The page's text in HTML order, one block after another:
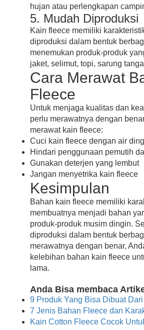
hujan atau perlengkapan
5. Mudah Diproduksi
Kain fleece memiliki
diproduksi dalam bentuk
menemukan produk-produk
jaket, selimut, topi, sarung
Cara Merawat
Fleece
Untuk menjaga kualitas dan
perlu merawatnya dengan
merawat kain fleece:
Cuci kain fleece dengan air
Hindari penggunaan pemutih
Gunakan deterjen yang lembut
Jangan menyetrika kain fleece
Kesimpulan
Bahan kain fleece memiliki
membuatnya menjadi bahan
produk-produk musim dingin.
diproduksi dalam bentuk
merawatnya dengan benar,
kelebihan bahan kain fleece
lama.
Anda Bisa membaca
9 Produk Yang Bisa Dibuat
7 Jenis Bahan Fleece dan
Kain Cotton Fleece Cocok